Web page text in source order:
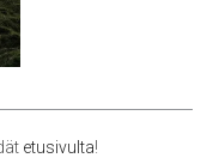
etusivulta!